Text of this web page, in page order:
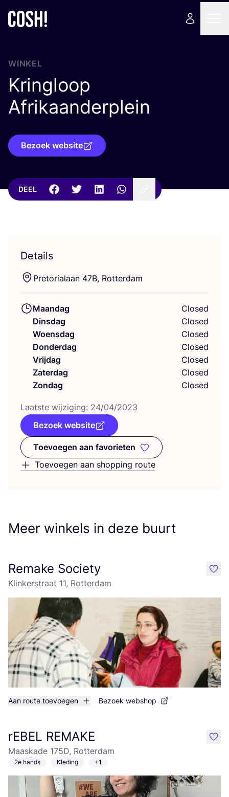
WINKEL
Kringloop
Afrikaanderplein
Bezoek website
DEEL
Details
Pre­to­ria­laan 47B, Rotterdam
Maandag
Closed
Dinsdag
Closed
Woensdag
Closed
Donderdag
Closed
Vrijdag
Closed
Zaterdag
Closed
Zondag
Closed
Laat­ste wij­zi­ging: 24/04/2023
Bezoek website
Toevoegen aan favorieten
Toevoegen aan favorieten
Toevoegen aan shopping route
Meer winkels in deze buurt
Remake Society
Klinkerstraat 11, Rotterdam
Aan route toevoegen Bezoek webshop
like
rEBEL REMAKE
Maaskade 175D, Rotterdam
2e hands Kleding +1
like